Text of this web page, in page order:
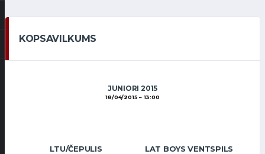
KOPSAVILKUMS
JUNIORI 2015
18/04/2015 13:00
LTU/ČEPULIS LAT BOYS VENTSPILS